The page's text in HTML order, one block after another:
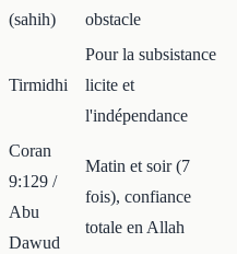
(sahih)
obstacle
Tirmidhi
Pour la subsistance
licite et
l'indépendance
Coran
9:129 /
Abu
Dawud
Matin et soir (7
fois), confiance
totale en Allah